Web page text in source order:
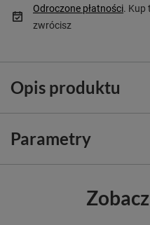
Odroczone płatności. Kup
zwrócisz
Opis produktu
Parametry